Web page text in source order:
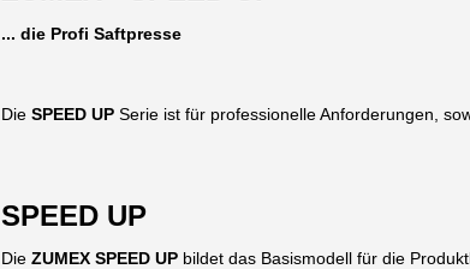
... die Profi Saftpresse
Die SPEED UP Serie ist für professionelle Anforderungen,
SPEED UP
Die ZUMEX SPEED UP bildet das Basismodell für die